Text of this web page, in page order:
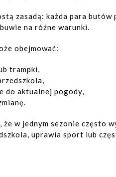
zasadą: każda para
na różne warunki.
obejmować:
trampki,
do aktualnej pogody,
w jednym sezonie często
uprawia sport lub